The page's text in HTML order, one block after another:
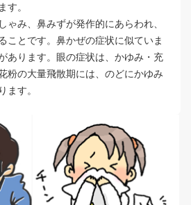
す。
ゃみ、鼻みずが発作的にあらわれ、
ことです。鼻かぜの症状に似ていま
あります。眼の症状は、かゆみ・充
粉の大量飛散期には、のどにかゆみ
ます。